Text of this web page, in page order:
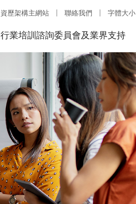
資歷架構主網站 聯絡我們 字體大小
行業培訓諮詢委員會及業界支持